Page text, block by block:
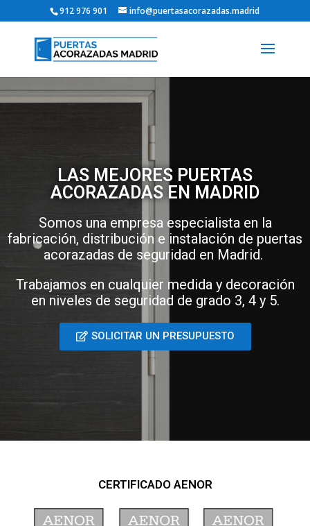
912 976 901 info@puertasacorazadas.madrid
LAS MEJORES PUERTAS
ACORAZADAS EN MADRID
Somos una empresa especialista en la
fabricación, distribución e instalación de puertas
acorazadas de seguridad en Madrid.
Trabajamos en cualquier medida y decoración
en niveles de seguridad de grado 3, 4 y 5.
SOLICITAR UN PRESUPUESTO
CERTIFICADO AENOR